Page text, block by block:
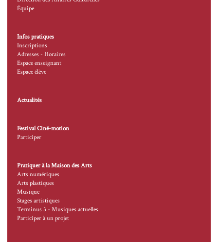
Équipe
Infos pratiques
Inscriptions
Adresses - Horaires
Espace enseignant
Espace élève
Actualités
Festival Ciné-motion
Participer
Pratiquer à la Maison des Arts
Arts numériques
Arts plastiques
Musique
Stages artistiques
Terminus 3 - Musiques actuelles
Participer à un projet